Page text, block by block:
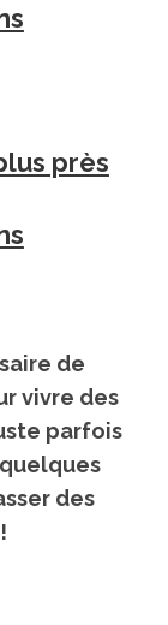
près
de
vivre des
parfois
des